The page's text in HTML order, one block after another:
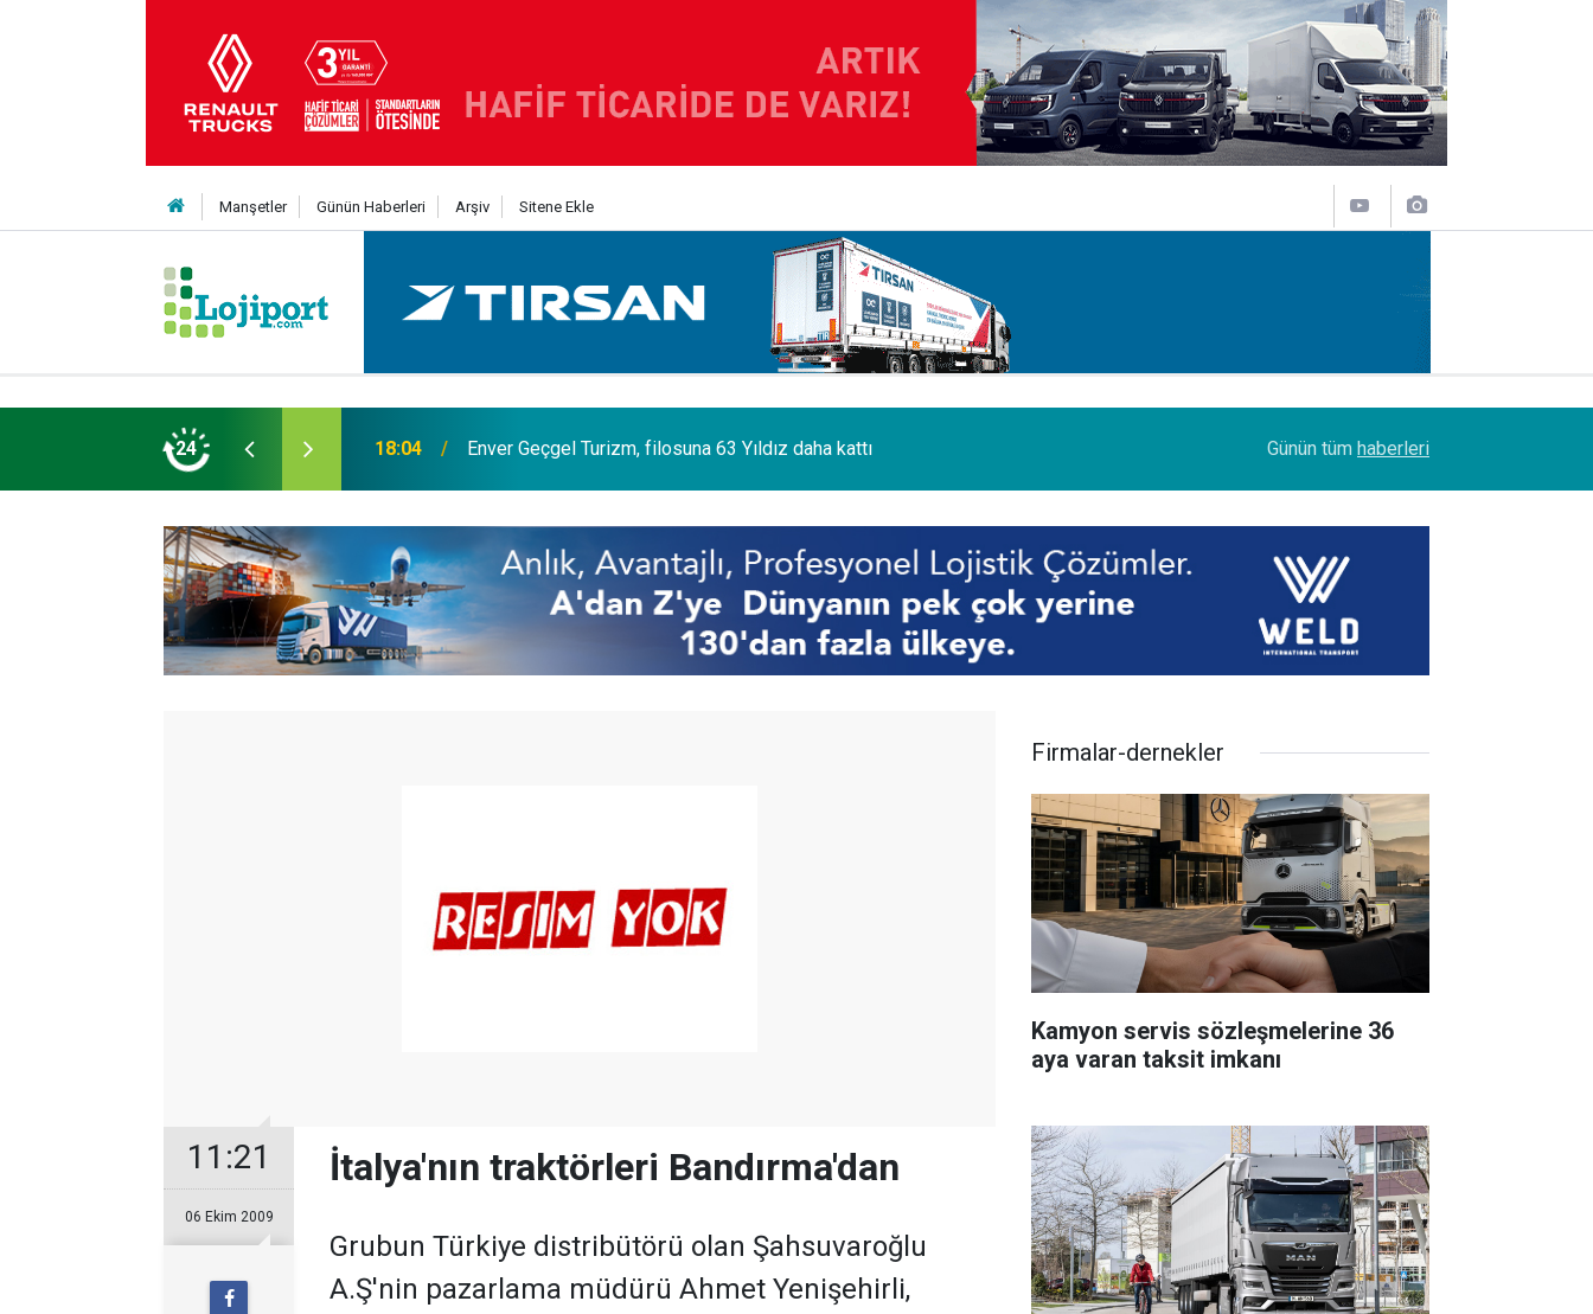
Manşetler Günün Haberleri Arşiv Sitene Ekle
24 12:50 Lojistik sektörünün acı kaybı; Cihan Yıldıran vefat etti SOCAR Terminal de, MSC Tiger Servisi'nin
Günün tüm haberleri
11:21
06 Ekim 2009
İtalya'nın traktörleri Bandırma'dan
Grubun Türkiye distribütörü olan Şahsuvaroğlu
A.Ş'nin pazarlama müdürü Ahmet Yenişehirli,
Firmalar-dernekler
Kamyon servis sözleşmelerine 36
aya varan taksit imkanı